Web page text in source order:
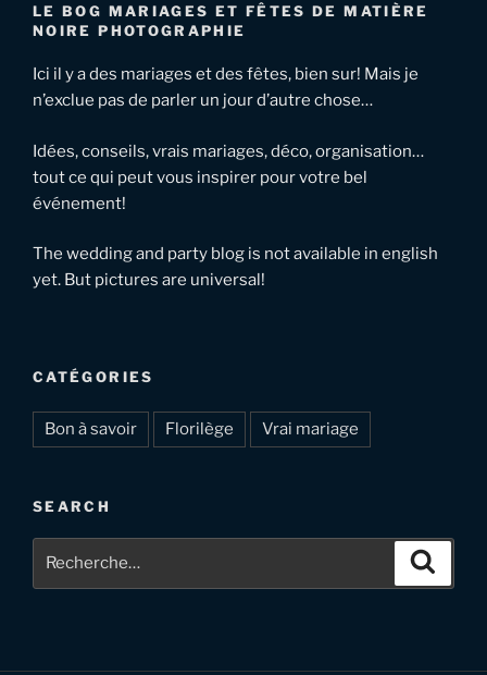
LE BOG MARIAGES ET FÊTES DE MATIÈRE
NOIRE PHOTOGRAPHIE
Ici il y a des mariages et des fêtes, bien sur! Mais je
n’exclue pas de parler un jour d’autre chose…
Idées, conseils, vrais mariages, déco, organisation…
tout ce qui peut vous inspirer pour votre bel
événement!
The wedding and party blog is not available in english
yet. But pictures are universal!
CATÉGORIES
Bon à savoir Florilège Vrai mariage
SEARCH